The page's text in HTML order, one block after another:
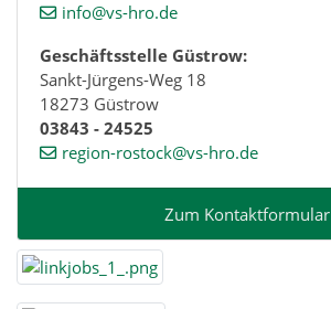
info@vs-hro.de
Geschäftsstelle Güstrow:
Sankt-Jürgens-Weg 18
18273 Güstrow
03843 - 24525
region-rostock@vs-hro.de
Zum Kontaktformular